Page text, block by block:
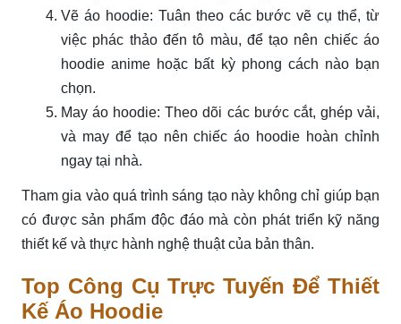
Vẽ áo hoodie: Tuân theo các bước vẽ cụ thể, từ
việc phác thảo đến tô màu, để tạo nên chiếc áo
hoodie anime hoặc bất kỳ phong cách nào bạn
chọn.
May áo hoodie: Theo dõi các bước cắt, ghép vải,
và may để tạo nên chiếc áo hoodie hoàn chỉnh
ngay tại nhà.
Tham gia vào quá trình sáng tạo này không chỉ giúp bạn
có được sản phẩm độc đáo mà còn phát triển kỹ năng
thiết kế và thực hành nghệ thuật của bản thân.
Top Công Cụ Trực Tuyến Để Thiết
Kế Áo Hoodie